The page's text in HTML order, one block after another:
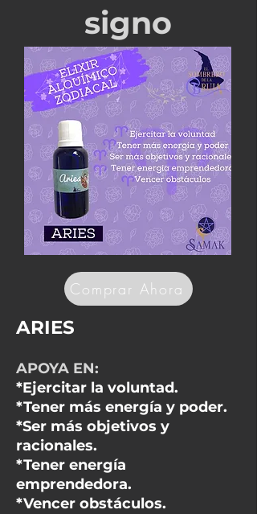
signo
Comprar Ahora
ARIES
APOYA EN:
*Ejercitar la voluntad.
*Tener más energía y poder.
*Ser más objetivos y
racionales.
*Tener energía
emprendedora.
*Vencer obstáculos.